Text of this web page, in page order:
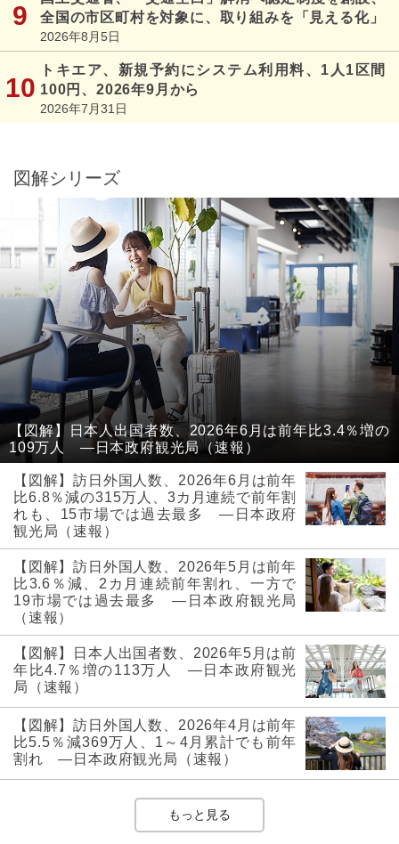
全国の市区町村を対象に、取り組みを「見える化」
2026年8月5日
トキエア、新規予約にシステム利用料、1人1区間
100円、2026年9月から
2026年7月31日
図解シリーズ
【図解】日本人出国者数、2026年6月は前年比3.4％増の
109万人 ―日本政府観光局（速報）
【図解】訪日外国人数、2026年6月は前年
比6.8％減の315万人、3カ月連続で前年割
れも、15市場では過去最多 ―日本政府
観光局（速報）
【図解】訪日外国人数、2026年5月は前年
比3.6％減、2カ月連続前年割れ、一方で
19市場では過去最多 ―日本政府観光局
（速報）
【図解】日本人出国者数、2026年5月は前
年比4.7％増の113万人 ―日本政府観光
局（速報）
【図解】訪日外国人数、2026年4月は前年
比5.5％減369万人、1～4月累計でも前年
割れ ―日本政府観光局（速報）
もっと見る